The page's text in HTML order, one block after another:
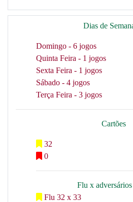
Dias de
Domingo - 6 jogos
Quinta Feira - 1 jogos
Sexta Feira - 1 jogos
Sábado - 4 jogos
Terça Feira - 3 jogos
Cartões
32
0
Flu x
Flu 32 x 33